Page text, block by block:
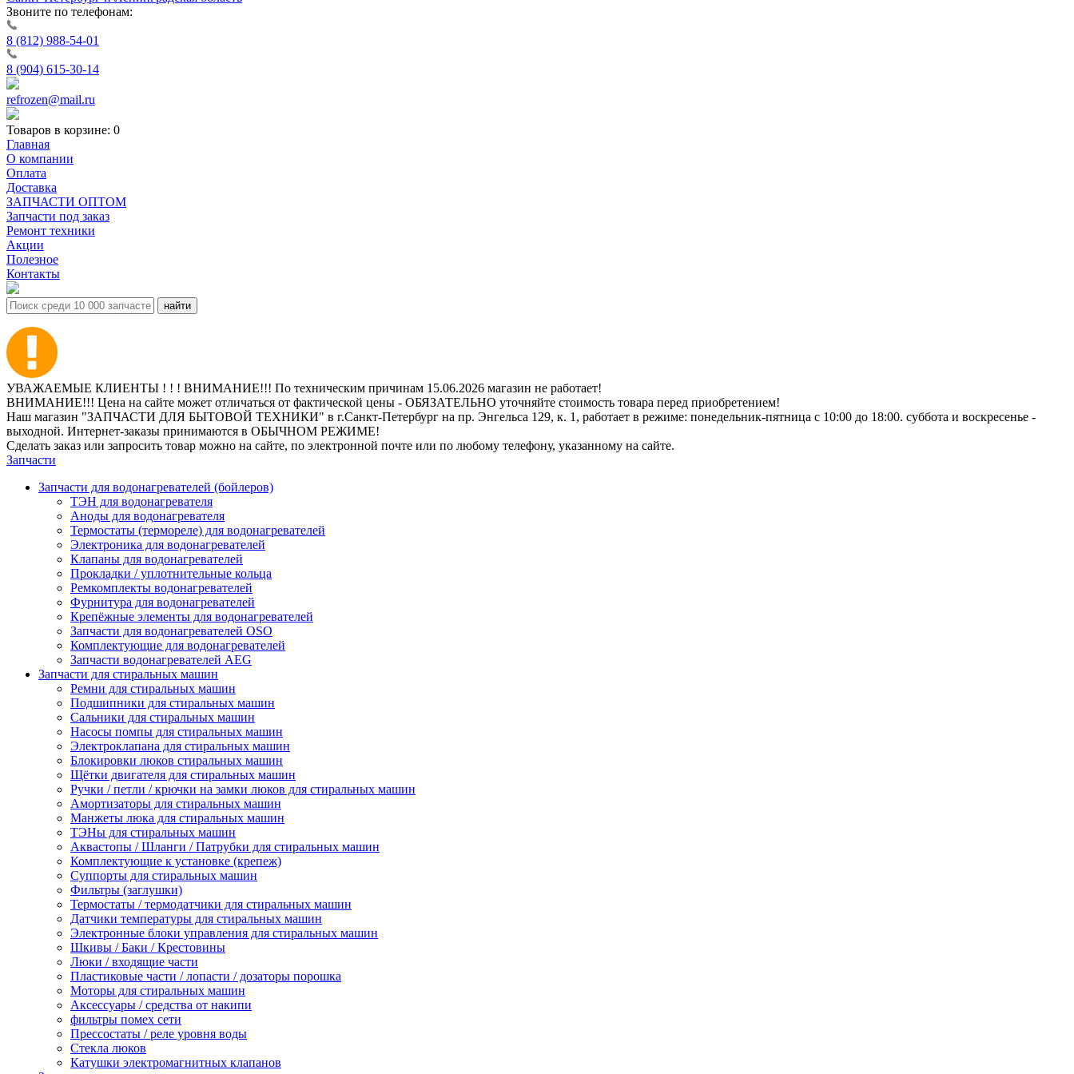
Звоните по телефонам:
8 (812) 988-54-01
8 (904) 615-30-14
refrozen@mail.ru
Товаров в корзине: 0
Главная
О компании
Оплата
Доставка
ЗАПЧАСТИ ОПТОМ
Запчасти под заказ
Ремонт техники
Акции
Полезное
Контакты
УВАЖАЕМЫЕ КЛИЕНТЫ ! ! ! ВНИМАНИЕ!!! По техническим причинам 15.06.2026 магазин не работает!
ВНИМАНИЕ!!! Цена на сайте может отличаться от фактической цены - ОБЯЗАТЕЛЬНО уточняйте стоимость товара перед приобретением!
Наш магазин "ЗАПЧАСТИ ДЛЯ БЫТОВОЙ ТЕХНИКИ" в г.Санкт-Петербург на пр. Энгельса 129, к. 1, работает в режиме: понедельник-пятница с 10:00 до 18:00. суббота и воскресенье -
выходной. Интернет-заказы принимаются в ОБЫЧНОМ РЕЖИМЕ!
Сделать заказ или запросить товар можно на сайте, по электронной почте или по любому телефону, указанному на сайте.
Запчасти
Запчасти для водонагревателей (бойлеров)
ТЭН для водонагревателя
Аноды для водонагревателя
Термостаты (термореле) для водонагревателей
Электроника для водонагревателей
Клапаны для водонагревателей
Прокладки / уплотнительные кольца
Ремкомплекты водонагревателей
Фурнитура для водонагревателей
Крепёжные элементы для водонагревателей
Запчасти для водонагревателей OSO
Комплектующие для водонагревателей
Запчасти водонагревателей AEG
Запчасти для стиральных машин
Ремни для стиральных машин
Подшипники для стиральных машин
Сальники для стиральных машин
Насосы помпы для стиральных машин
Электроклапана для стиральных машин
Блокировки люков стиральных машин
Щётки двигателя для стиральных машин
Ручки / петли / крючки на замки люков для стиральных машин
Амортизаторы для стиральных машин
Манжеты люка для стиральных машин
ТЭНы для стиральных машин
Аквастопы / Шланги / Патрубки для стиральных машин
Комплектующие к установке (крепеж)
Суппорты для стиральных машин
Фильтры (заглушки)
Термостаты / термодатчики для стиральных машин
Датчики температуры для стиральных машин
Электронные блоки управления для стиральных машин
Шкивы / Баки / Крестовины
Люки / входящие части
Пластиковые части / лопасти / дозаторы порошка
Моторы для стиральных машин
Аксессуары / средства от накипи
фильтры помех сети
Прессостаты / реле уровня воды
Стекла люков
Катушки электромагнитных клапанов